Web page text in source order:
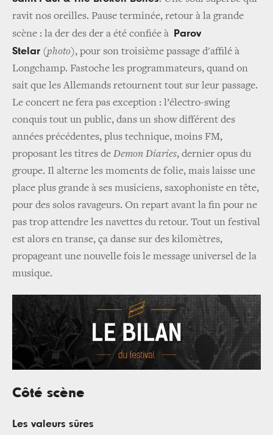
ravit nos oreilles. Pause terminée, retour à la grande
scène : la der des der a été confiée à
Parov
Stelar (photo), pour son troisième passage d'affilé à
Longchamp. Fastoche les programmateurs, quand on
sait que les Allemands retournent tout sur leur passage.
Le concert ne fera pas exception : l’électro-swing
conquis tout un public, dans un show différent des
années précédentes, plus technique, moins FM,
proposant les titres de Demon Diaries, dernier opus du
groupe. Il alterne les moments de folie, mais laisse une
place plus grande à ses musiciens, saxophoniste en tête,
pour des solos ravageurs. On repart avant la fin pour ne
pas trop attendre les navettes du retour. Tout un festival
est alors en transe, ça danse sur des kilomètres,
propageant une nouvelle fois le message universel de la
musique.
Côté scène
Les valeurs sûres